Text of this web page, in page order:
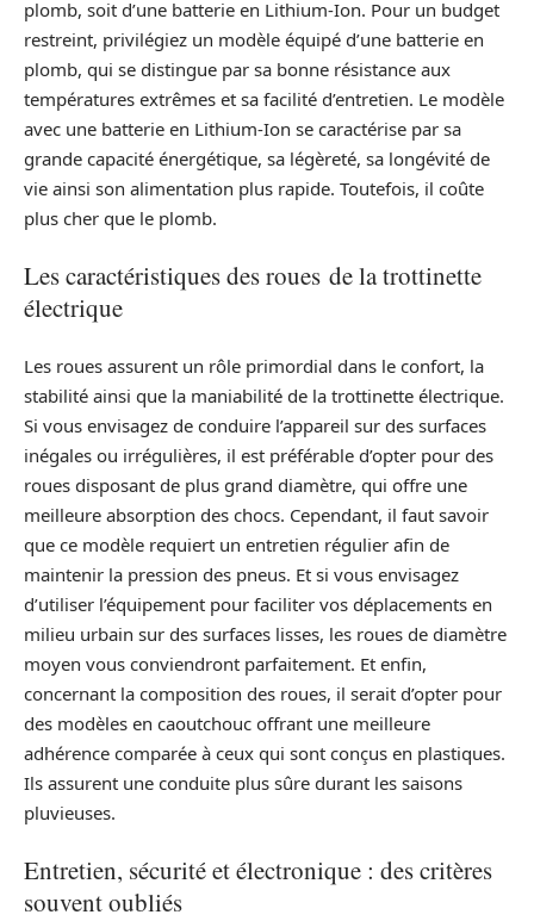
plomb, soit d’une batterie en Lithium-Ion. Pour un budget
restreint, privilégiez un modèle équipé d’une batterie en
plomb, qui se distingue par sa bonne résistance aux
températures extrêmes et sa facilité d’entretien. Le modèle
avec une batterie en Lithium-Ion se caractérise par sa
grande capacité énergétique, sa légèreté, sa longévité de
vie ainsi son alimentation plus rapide. Toutefois, il coûte
plus cher que le plomb.
Les caractéristiques des roues de la trottinette
électrique
Les roues assurent un rôle primordial dans le confort, la
stabilité ainsi que la maniabilité de la trottinette électrique.
Si vous envisagez de conduire l’appareil sur des surfaces
inégales ou irrégulières, il est préférable d’opter pour des
roues disposant de plus grand diamètre, qui offre une
meilleure absorption des chocs. Cependant, il faut savoir
que ce modèle requiert un entretien régulier afin de
maintenir la pression des pneus. Et si vous envisagez
d’utiliser l’équipement pour faciliter vos déplacements en
milieu urbain sur des surfaces lisses, les roues de diamètre
moyen vous conviendront parfaitement. Et enfin,
concernant la composition des roues, il serait d’opter pour
des modèles en caoutchouc offrant une meilleure
adhérence comparée à ceux qui sont conçus en plastiques.
Ils assurent une conduite plus sûre durant les saisons
pluvieuses.
Entretien, sécurité et électronique : des critères
souvent oubliés